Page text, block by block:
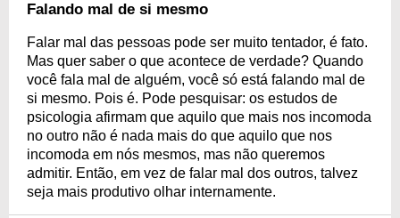
Falando mal de si mesmo
Falar mal das pessoas pode ser muito tentador, é fato.
Mas quer saber o que acontece de verdade? Quando
você fala mal de alguém, você só está falando mal de
si mesmo. Pois é. Pode pesquisar: os estudos de
psicologia afirmam que aquilo que mais nos incomoda
no outro não é nada mais do que aquilo que nos
incomoda em nós mesmos, mas não queremos
admitir. Então, em vez de falar mal dos outros, talvez
seja mais produtivo olhar internamente.